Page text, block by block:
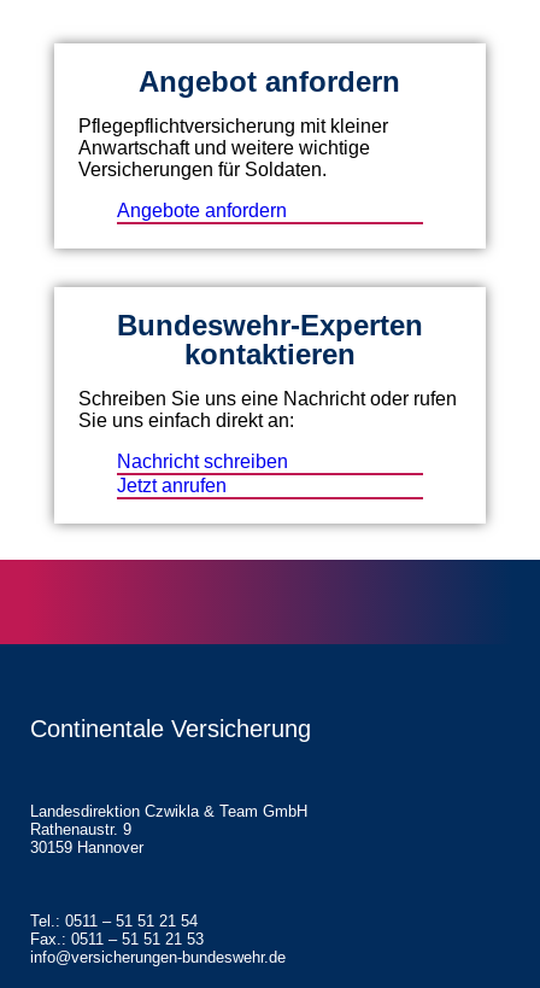
Angebot anfordern
Pflegepflichtversicherung mit kleiner
Anwartschaft und weitere wichtige
Versicherungen für Soldaten.
Angebote anfordern
Bundeswehr-Experten
kontaktieren
Schreiben Sie uns eine Nachricht oder rufen
Sie uns einfach direkt an:
Nachricht schreiben
Jetzt anrufen
Continentale Versicherung
Landesdirektion Czwikla & Team GmbH
Rathenaustr. 9
30159 Hannover
Tel.: 0511 – 51 51 21 54
Fax.: 0511 – 51 51 21 53
info@versicherungen-bundeswehr.de